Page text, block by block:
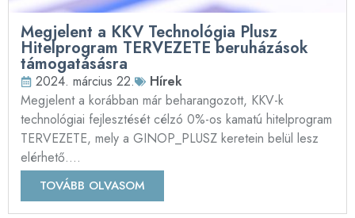
Megjelent a KKV Technológia Plusz
Hitelprogram TERVEZETE beruházások
támogatásásra
2024. március 22.
Hírek
Megjelent a korábban már beharangozott, KKV-k
technológiai fejlesztését célzó 0%-os kamatú hitelprogram
TERVEZETE, mely a GINOP_PLUSZ keretein belül lesz
elérhető....
TOVÁBB OLVASOM